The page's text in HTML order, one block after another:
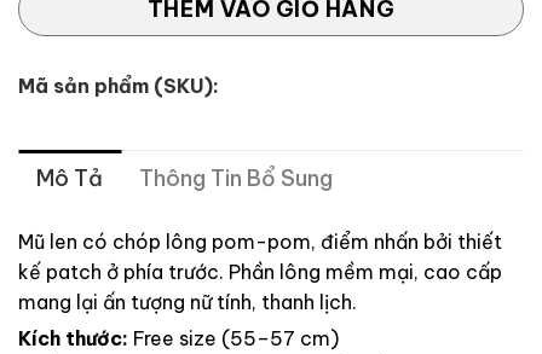
THÊM VÀO GIỎ HÀNG
Mã sản phẩm (SKU):
Mô Tả Thông Tin Bổ Sung
Mũ len có chóp lông pom-pom, điểm nhấn bởi thiết
kế patch ở phía trước. Phần lông mềm mại, cao cấp
mang lại ấn tượng nữ tính, thanh lịch.
Kích thước: Free size (55–57 cm)